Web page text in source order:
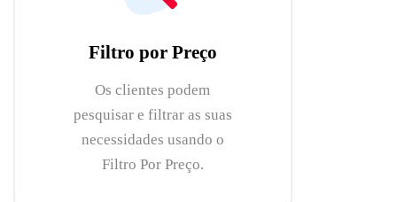
Filtro por Preço
Os clientes podem
pesquisar e filtrar as suas
necessidades usando o
Filtro Por Preço.